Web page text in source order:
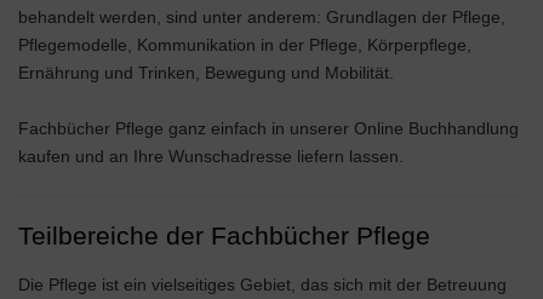
behandelt werden, sind unter anderem: Grundlagen der Pflege,
Pflegemodelle, Kommunikation in der Pflege, Körperpflege,
Ernährung und Trinken, Bewegung und Mobilität.
Fachbücher Pflege ganz einfach in unserer Online Buchhandlung
kaufen und an Ihre Wunschadresse liefern lassen.
Teilbereiche der Fachbücher Pflege
Die Pflege ist ein vielseitiges Gebiet, das sich mit der Betreuung